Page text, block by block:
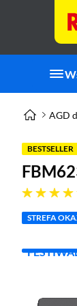
AGD
BESTSELLER
pięć gwiazdek
STREFA